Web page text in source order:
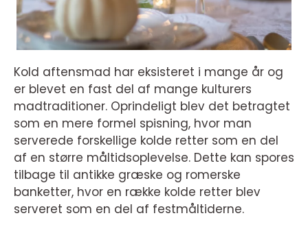
Kold aftensmad har eksisteret i mange år og
er blevet en fast del af mange kulturers
madtraditioner. Oprindeligt blev det betragtet
som en mere formel spisning, hvor man
serverede forskellige kolde retter som en del
af en større måltidsoplevelse. Dette kan spores
tilbage til antikke græske og romerske
banketter, hvor en række kolde retter blev
serveret som en del af festmåltiderne.